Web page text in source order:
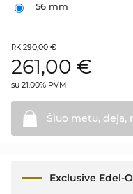
56 mm
RK 290,00 €
261,00 €
su 21.00% PVM
Šiuo metu, deja,
Exclusive Edel-